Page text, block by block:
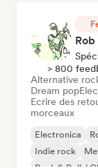
> 800
Alternative
Dream pop
Ecrire des
morceaux
Electronica
Indie rock